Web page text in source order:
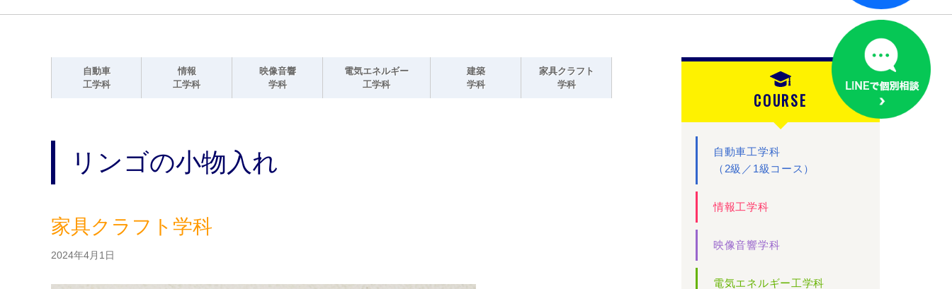
自動車
工学科
情報
工学科
映像音響
学科
電気エネルギー
工学科
建築
学科
家具クラフト
学科
リンゴの小物入れ
家具クラフト学科
2024年4月1日
COURSE
自動車工学科
（2級／1級コース）
情報工学科
映像音響学科
電気エネルギー工学科